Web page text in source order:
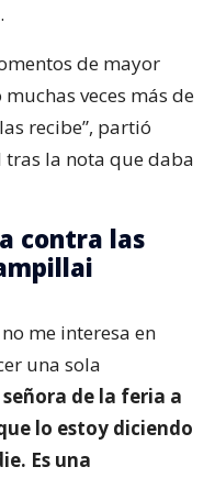
de mayor
veces más de
recibe”, partió
la nota que daba
contra las
me interesa en
una sola
de la feria a
lo estoy diciendo
Es una